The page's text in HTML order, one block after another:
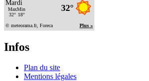
Infos
Plan du site
Mentions légales